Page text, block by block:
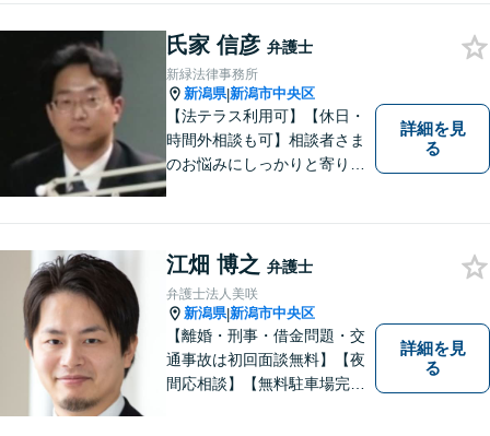
るため日々研鑽を積んでいま
す
氏家 信彦 弁護士
新緑法律事務所
新潟県|新潟市中央区
【法テラス利用可】【休日・
時間外相談も可】相談者さま
のお悩みにしっかりと寄り添
業・行政窓口など適切な相談
先をご紹介しています。
詳細を見
る
江畑 博之 弁護士
弁護士法人美咲
新潟県|新潟市中央区
【離婚・刑事・借金問題・交
通事故は初回面談無料】【夜
間応相談】【無料駐車場完
詳細を見
る